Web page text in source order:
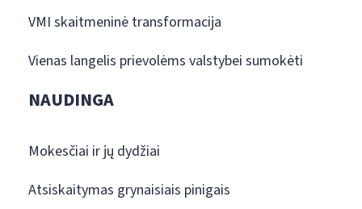
VMI skaitmeninė transformacija
Vienas langelis prievolėms valstybei sumokėti
NAUDINGA
Mokesčiai ir jų dydžiai
Atsiskaitymas grynaisiais pinigais